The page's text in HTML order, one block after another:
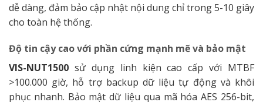
dễ dàng, đảm bảo cập nhật nội dung chỉ trong 5-10 giây
cho toàn hệ thống.
Độ tin cậy cao với phần cứng mạnh mẽ và bảo mật
VIS-NUT1500 sử dụng linh kiện cao cấp với MTBF
>100.000 giờ, hỗ trợ backup dữ liệu tự động và khôi
phục nhanh. Bảo mật dữ liệu qua mã hóa AES 256-bit,